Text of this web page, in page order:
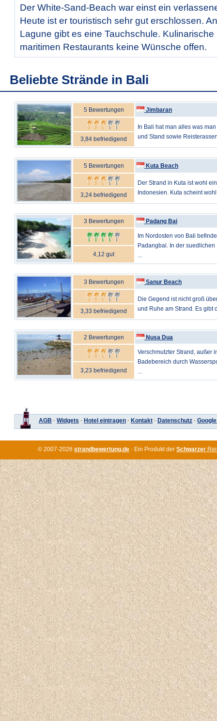
Der White-Sand-Beach war einst ein
Heute ist er touristisch sehr gut erschlossen.
Lagune gibt es eine Tauchschule. Kulinarische
maritimen Restaurants keine Wünsche offen.
Beliebte Strände in Bali
5 Bewertungen Jimbaran
In Bali hat man alles was
und Stand sowie
3,84 befriedigend
5 Bewertungen Kuta Beach
Der Strand in Kuta ist wohl
Indonesien. Kuta scheint
3,24 befriedigend
3 Bewertungen Padang Bai
Im Nordosten von Bali
Padangbai. In der
...
4,12 gut
3 Bewertungen Sanur Beach
Die Gegend ist nicht groß
und Ruhe am Strand. Es gibt
3,33 befriedigend
2 Bewertungen Nusa Dua
Verschmutzter Strand, außer
Badebereich durch
...
3,23 befriedigend
AGB · Widgets · Hotel eintragen · Kontakt · Datenschutz ·
© 2007-2026 strandbewertung.de · Ein Produkt der Schwarzer